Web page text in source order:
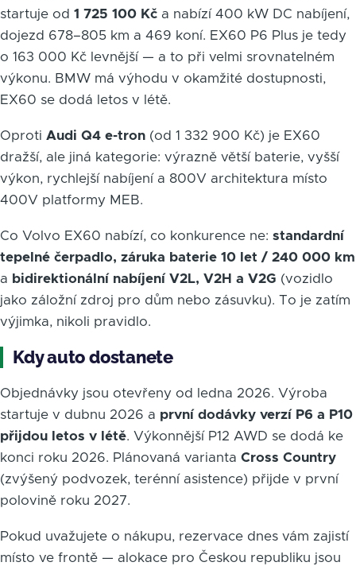
startuje od 1 725 100 Kč a nabízí 400 kW DC nabíjení,
dojezd 678–805 km a 469 koní. EX60 P6 Plus je tedy
o 163 000 Kč levnější — a to při velmi srovnatelném
výkonu. BMW má výhodu v okamžité dostupnosti,
EX60 se dodá letos v létě.
Oproti Audi Q4 e-tron (od 1 332 900 Kč) je EX60
dražší, ale jiná kategorie: výrazně větší baterie, vyšší
výkon, rychlejší nabíjení a 800V architektura místo
400V platformy MEB.
Co Volvo EX60 nabízí, co konkurence ne: standardní
tepelné čerpadlo, záruka baterie 10 let / 240 000 km
a bidirektionální nabíjení V2L, V2H a V2G (vozidlo
jako záložní zdroj pro dům nebo zásuvku). To je zatím
výjimka, nikoli pravidlo.
Kdy auto dostanete
Objednávky jsou otevřeny od ledna 2026. Výroba
startuje v dubnu 2026 a první dodávky verzí P6 a P10
přijdou letos v létě. Výkonnější P12 AWD se dodá ke
konci roku 2026. Plánovaná varianta Cross Country
(zvýšený podvozek, terénní asistence) přijde v první
polovině roku 2027.
Pokud uvažujete o nákupu, rezervace dnes vám zajistí
místo ve frontě — alokace pro Českou republiku jsou